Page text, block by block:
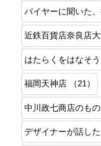
バイヤーに聞いた、
近鉄百貨店奈良店大
はたらくをはなそう
福岡天神店 （21）
中川政七商店のもの
デザイナーが話した